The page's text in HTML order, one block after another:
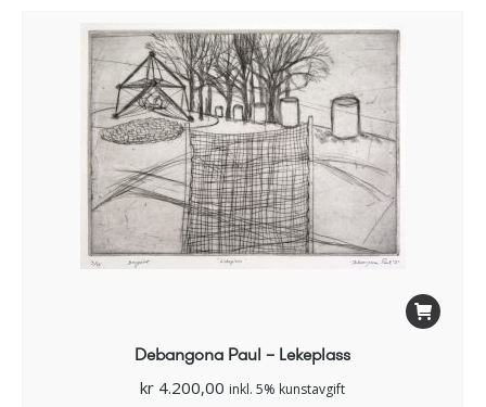
Debangona Paul – Lekeplass
kr 4.200,00 inkl. 5% kunstavgift